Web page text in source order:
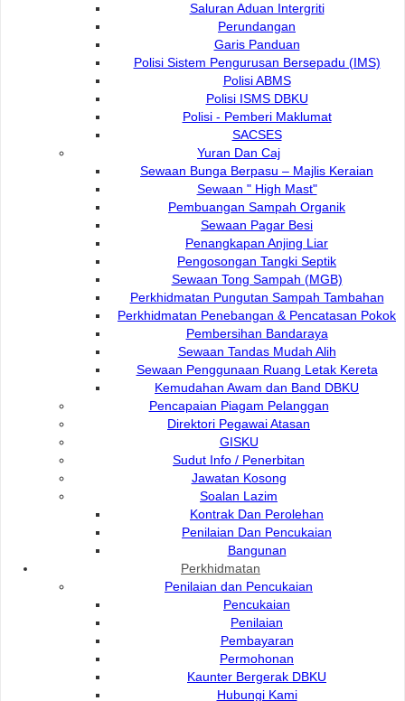
Saluran Aduan Intergriti
Perundangan
Garis Panduan
Polisi Sistem Pengurusan Bersepadu (IMS)
Polisi ABMS
Polisi ISMS DBKU
Polisi - Pemberi Maklumat
SACSES
Yuran Dan Caj
Sewaan Bunga Berpasu – Majlis Keraian
Sewaan " High Mast"
Pembuangan Sampah Organik
Sewaan Pagar Besi
Penangkapan Anjing Liar
Pengosongan Tangki Septik
Sewaan Tong Sampah (MGB)
Perkhidmatan Pungutan Sampah Tambahan
Perkhidmatan Penebangan & Pencatasan Pokok
Pembersihan Bandaraya
Sewaan Tandas Mudah Alih
Sewaan Penggunaan Ruang Letak Kereta
Kemudahan Awam dan Band DBKU
Pencapaian Piagam Pelanggan
Direktori Pegawai Atasan
GISKU
Sudut Info / Penerbitan
Jawatan Kosong
Soalan Lazim
Kontrak Dan Perolehan
Penilaian Dan Pencukaian
Bangunan
Perkhidmatan
Penilaian dan Pencukaian
Pencukaian
Penilaian
Pembayaran
Permohonan
Kaunter Bergerak DBKU
Hubungi Kami
Hubungi Kami :
DEWAN BANDARAYA
KUCHING UTARA
Bukit Siol, Jalan Semariang
Petra Jaya
Pautan Popular:
e-Submission
e-Tender
OPAC
Paybills
Mobile SMS
Plan Registration
Enquiry
Talikhidmat
sehingga ketinggian tertentu dari permukaan
tanah (contohnya 3.0 m)
Tujuan Pemotongan Pokok:-
Membuang pokok mati.
Membuang pokok yang bahaya terhadap harta
benda dan orang awam.
Membuat penjarangan bagi penanaman pokok
yang terlalu rapat.
Memberi ruang untuk pembangunan sesuatu
tempat.
Kadar Caj Perkhidmatan